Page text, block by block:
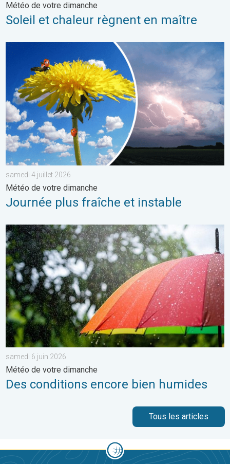
Météo de votre dimanche
Soleil et chaleur règnent en maître
Journée plus fraîche et instable. Météo de votre dimanche. . .
samedi 4 juillet 2026
Météo de votre dimanche
Journée plus fraîche et instable
Des conditions encore bien humides. Météo de votre
samedi 6 juin 2026
Météo de votre dimanche
Des conditions encore bien humides
Tous les articles